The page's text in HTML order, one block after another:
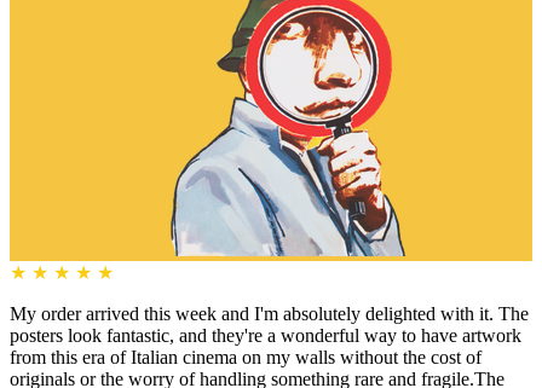
★ ★ ★ ★ ★
My order arrived this week and I'm absolutely delighted with it. The
posters look fantastic, and they're a wonderful way to have artwork
from this era of Italian cinema on my walls without the cost of
originals or the worry of handling something rare and fragile.The